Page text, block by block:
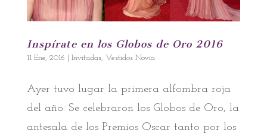
Inspírate en los Globos de Oro 2016
11 Ene, 2016 Invitadas, Vestidos Novia
Ayer tuvo lugar la primera alfombra roja
del año. Se celebraron los Globos de Oro, la
antesala de los Premios Oscar tanto por los